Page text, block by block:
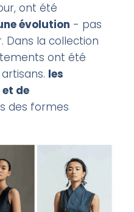
ont été
évolution - pas
Dans la collection
ont été
les
de
des formes